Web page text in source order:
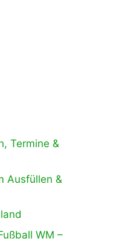
Termine &
Ausfüllen &
WM –